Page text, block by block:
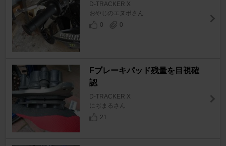
D-TRACKER X
おやじのエヌボさん
0
0
Fブレーキパッド残量を目視確
認
D-TRACKER X
にぢまるさん
21